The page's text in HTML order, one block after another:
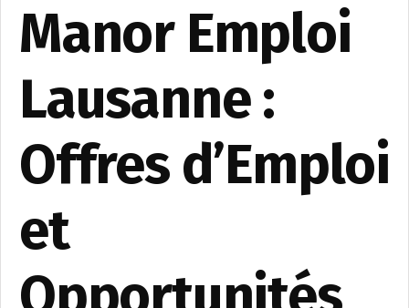
Manor Emploi
Lausanne :
Offres d’Emploi
et